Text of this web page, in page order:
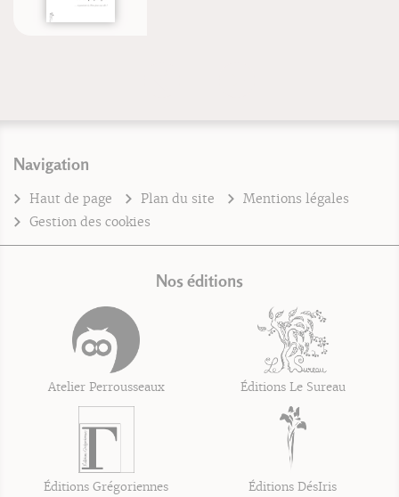
Navigation
Haut de page Plan du site
Mentions légales
Gestion des cookies
Nos éditions
Atelier Perrousseaux Éditions Le Sureau
Éditions Grégoriennes Éditions DésIris